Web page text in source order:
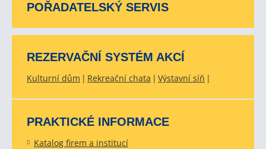
POŘADATELSKÝ SERVIS
REZERVAČNÍ SYSTÉM AKCÍ
Kulturní dům Rekreační chata Výstavní síň
PRAKTICKÉ INFORMACE
Katalog firem a institucí